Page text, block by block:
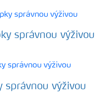
správnou výživou
správnou výživou